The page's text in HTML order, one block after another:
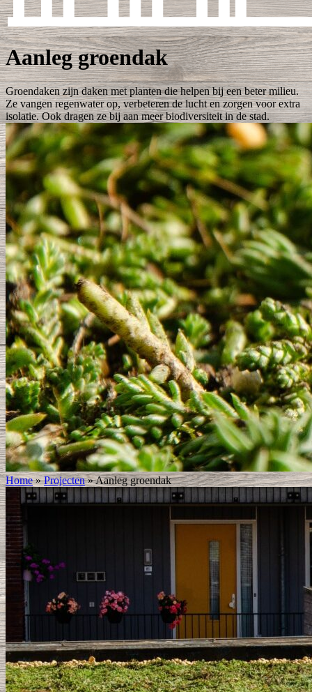
Aanleg groendak
Groendaken zijn daken met planten die helpen bij een beter milieu.
Ze vangen regenwater op, verbeteren de lucht en zorgen voor extra
isolatie. Ook dragen ze bij aan meer biodiversiteit in de stad.
Home»Projecten»Aanleg groendak